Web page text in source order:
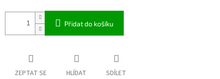
Přidat do košíku
ZEPTAT SE HLÍDAT SDÍLET